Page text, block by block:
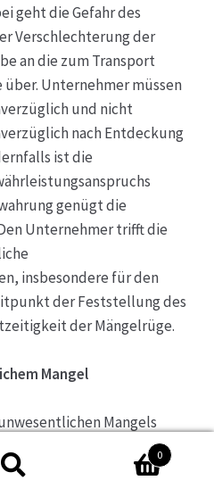
geht die Gefahr des
Verschlechterung der
an die zum Transport
Unternehmer müssen
und nicht
nach Entdeckung
ist die
genügt die
Unternehmer trifft die
insbesondere für den
der Feststellung des
der Mängelrüge.
Mangel
Mangels
des Rücktrittsrechts
Minderung des
0